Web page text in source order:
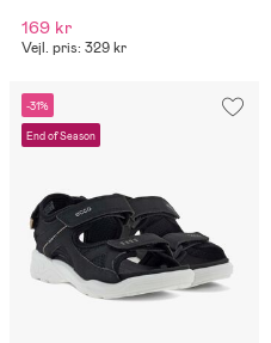
169 kr
Vejl. pris: 329 kr
-31%
End of Season